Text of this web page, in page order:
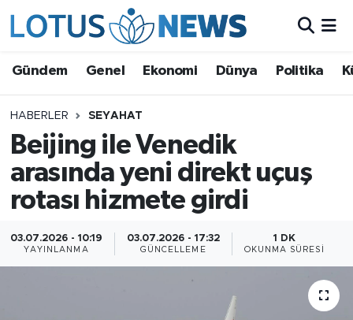
Gündem Genel Ekonomi Dünya Politika
HABERLER SEYAHAT
Beijing ile Venedik
arasında yeni direkt uçuş
rotası hizmete girdi
03.07.2026 - 10:19
YAYINLANMA
03.07.2026 - 17:32
GÜNCELLEME
1 DK
OKUNMA SÜRESI
Ekonomi
Dünya
Politika